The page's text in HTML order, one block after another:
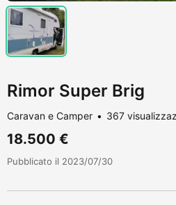
Rimor Super Brig
Caravan e Camper 367
18.500 €
Pubblicato il 2023/07/30